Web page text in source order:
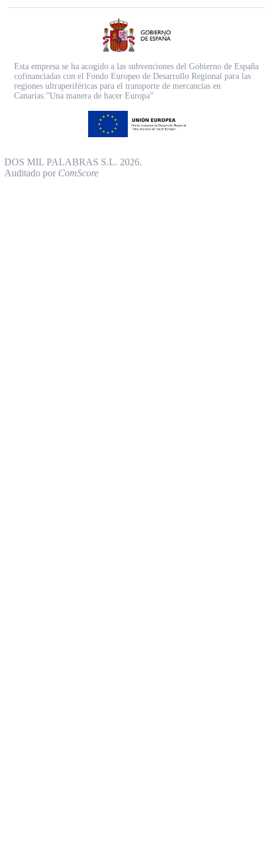
Esta empresa se ha acogido a las subvenciones del Gobierno de España
cofinanciadas con el Fondo Europeo de Desarrollo Regional para las
regiones ultraperiféricas para el transporte de mercancías en
Canarias.”Una manera de hacer Europa”
DOS MIL PALABRAS S.L. 2026.
Auditado por ComScore